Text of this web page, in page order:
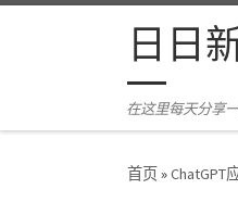
Skip to content日日
在这里每天分享
首页»ChatGPT